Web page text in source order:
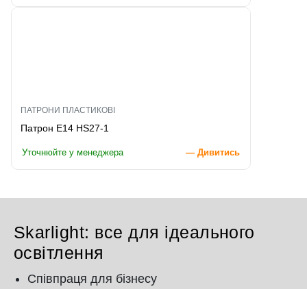
ПАТРОНИ ПЛАСТИКОВІ
Патрон E14 HS27-1
Уточнюйте у менеджера — Дивитись
Skarlight: все для ідеального
освітлення
Співпраця для бізнесу